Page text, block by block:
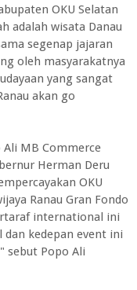
OKU Selatan
adalah wisata Danau
segenap jajaran
oleh masyarakatnya
yang sangat
akan go
Ali MB Commerce
Herman Deru
OKU
Ranau Gran Fondo
international ini
kedepan event ini
sebut Popo Ali